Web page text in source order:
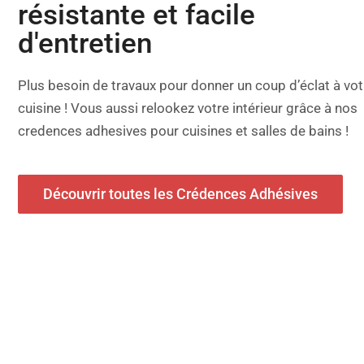
résistante et facile
d'entretien
Plus besoin de travaux pour donner un coup d’éclat à
cuisine ! Vous aussi relookez votre intérieur grâce à nos
credences adhesives pour cuisines et salles de bains !
Découvrir toutes les Crédences Adhésives